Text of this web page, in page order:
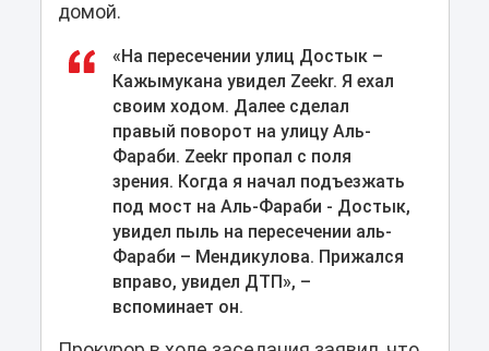
домой.
«На пересечении улиц Достык –
Кажымукана увидел Zeekr. Я ехал
своим ходом. Далее сделал
правый поворот на улицу Аль-
Фараби. Zeekr пропал с поля
зрения. Когда я начал подъезжать
под мост на Аль-Фараби - Достык,
увидел пыль на пересечении аль-
Фараби – Мендикулова. Прижался
вправо, увидел ДТП», –
вспоминает он.